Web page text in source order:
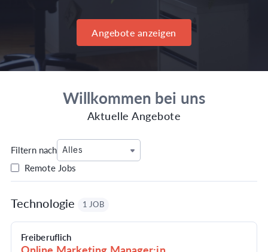
Angebote anzeigen
Willkommen bei uns
Aktuelle Angebote
Remote Jobs
Filtern nach Alles
Technologie 1 JOB
Freiberuflich